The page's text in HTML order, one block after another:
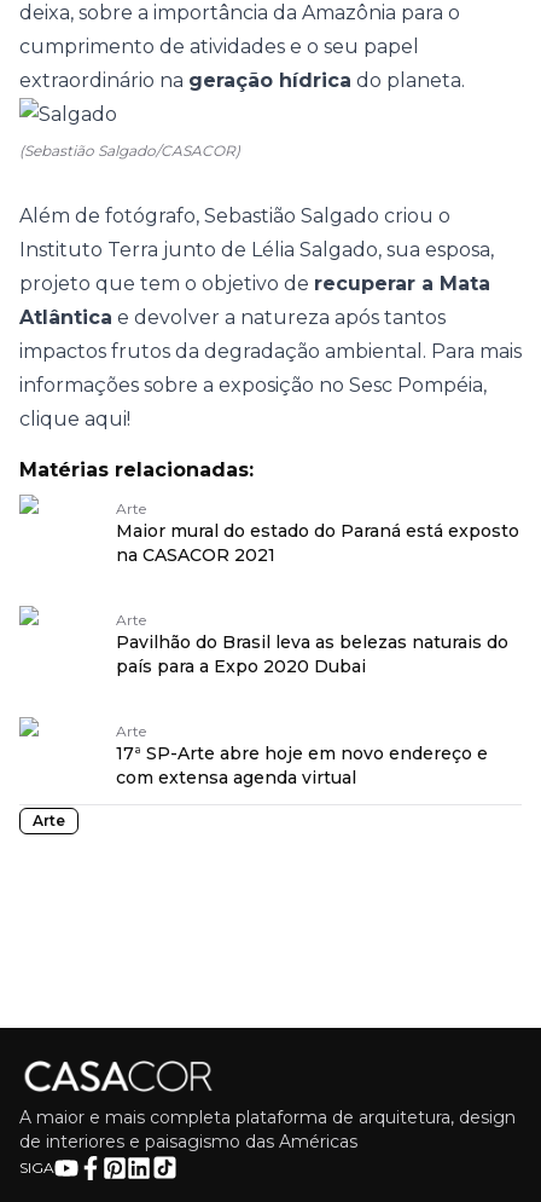
deixa, sobre a importância da Amazônia para o
cumprimento de atividades e o seu papel
extraordinário na geração hídrica do planeta.
(Sebastião Salgado/CASACOR)
Além de fotógrafo, Sebastião Salgado criou o
Instituto Terra junto de Lélia Salgado, sua esposa,
projeto que tem o objetivo de recuperar a Mata
Atlântica e devolver a natureza após tantos
impactos frutos da degradação ambiental. Para mais
informações sobre a exposição no Sesc Pompéia,
clique aqui!
Matérias relacionadas:
Arte
Maior mural do estado do Paraná está exposto
na CASACOR 2021
Arte
Pavilhão do Brasil leva as belezas naturais do
país para a Expo 2020 Dubai
Arte
17ª SP-Arte abre hoje em novo endereço e
com extensa agenda virtual
Arte
A maior e mais completa plataforma de arquitetura, design
de interiores e paisagismo das Américas
SIGA